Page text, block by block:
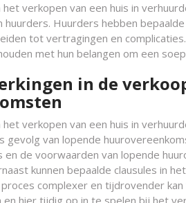
het verkopen van een huis in
huurders. Huurders hebben
tot vertragingen en
met hun belangen om een
in de
het verkopen van een huis in
gevolg van lopende
en de voorwaarden van lopende
kunnen bepaalde clausules in
complexer en tijdrovender
hier tijdig op in te spelen bij het